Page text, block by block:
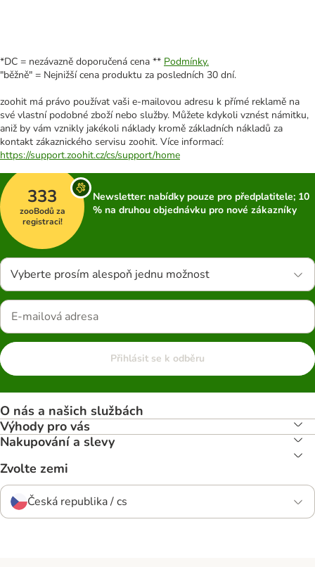
*DC = nezávazně doporučená cena ** Podmínky.
"běžně" = Nejnižší cena produktu za posledních 30 dní.
zoohit má právo používat vaši e-mailovou adresu k přímé reklamě na
své vlastní podobné zboží nebo služby. Můžete kdykoli vznést námitku,
aniž by vám vznikly jakékoli náklady kromě základních nákladů za
kontakt zákaznického servisu zoohit. Více informací:
https://support.zoohit.cz/cs/support/home
333
zooBodů za
registraci!
Newsletter: nabídky pouze pro předplatitele; 10
% na druhou objednávku pro nové zákazníky
Vyberte prosím alespoň jednu možnost
Přihlásit se k odběru
O nás a našich službách
Výhody pro vás
Nakupování a slevy
Zvolte zemi
Česká republika / cs